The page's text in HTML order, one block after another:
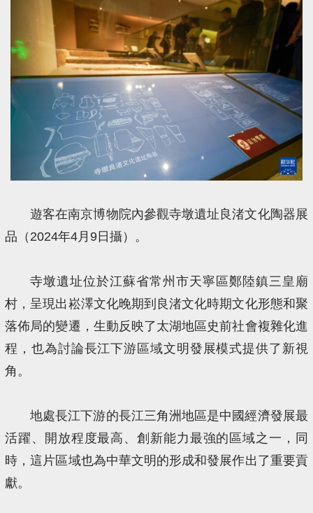
遊客在南京博物院內參觀寺墩遺址良渚文化陶器展
品（2024年4月9日攝）。
寺墩遺址位於江蘇省常州市天寧區鄭陸鎮三皇廟
村，呈現出崧澤文化晚期到良渚文化時期文化形態和聚
落佈局的變遷，生動反映了太湖地區史前社會複雜化進
程，也為討論長江下游區域文明發展模式提供了新視
角。
地處長江下游的長江三角洲地區是中國經濟發展最
活躍、開放程度最高、創新能力最強的區域之一，同
時，這片區域也為中華文明的形成和發展作出了重要貢
獻。